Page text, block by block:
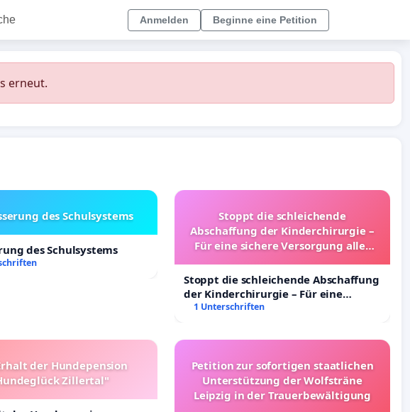
Anmelden Beginne eine Petition
erneut.
des Schulsystems
des Schulsystems
Stoppt die schleichende
Abschaffung der Kinderchirurgie –
Für eine sichere Versorgung aller
Stoppt die schleichende Abschaffung
der Kinderchirurgie – Für eine
sichere Versorgung aller Kinder in
1 Unterschriften
der Hundepension
Zillertal"
Petition zur sofortigen staatlichen
Unterstützung der Wolfsträne
Leipzig in der Trauerbewältigung